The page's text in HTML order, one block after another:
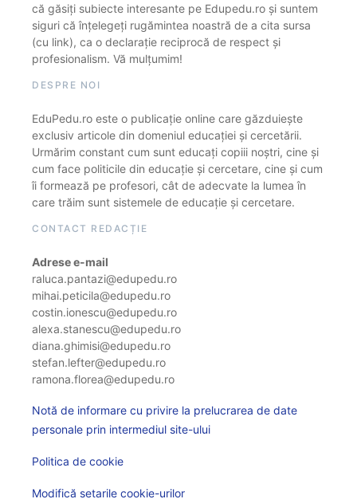
că găsiți subiecte interesante pe Edupedu.ro și suntem
siguri că înțelegeți rugămintea noastră de a cita sursa
(cu link), ca o declarație reciprocă de respect și
profesionalism. Vă mulțumim!
DESPRE NOI
EduPedu.ro este o publicație online care găzduiește
exclusiv articole din domeniul educației și cercetării.
Urmărim constant cum sunt educați copiii noștri, cine și
cum face politicile din educație și cercetare, cine și cum
îi formează pe profesori, cât de adecvate la lumea în
care trăim sunt sistemele de educație și cercetare.
CONTACT REDACȚIE
Adrese e-mail
raluca.pantazi@edupedu.ro
mihai.peticila@edupedu.ro
costin.ionescu@edupedu.ro
alexa.stanescu@edupedu.ro
diana.ghimisi@edupedu.ro
stefan.lefter@edupedu.ro
ramona.florea@edupedu.ro
Notă de informare cu privire la prelucrarea de date
personale prin intermediul site-ului
Politica de cookie
Modifică setarile cookie-urilor